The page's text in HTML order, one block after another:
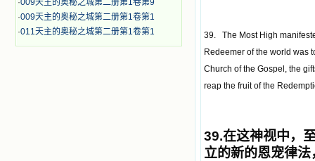
·009天主的奥秘之城第二册第1卷第9
·009天主的奥秘之城第二册第1卷第1
·011天主的奥秘之城第二册第1卷第1
39. The Most High
Redeemer of the world was
Church of the Gospel, the
reap the fruit of the
39.在这神视中，
立的新的恩宠律法